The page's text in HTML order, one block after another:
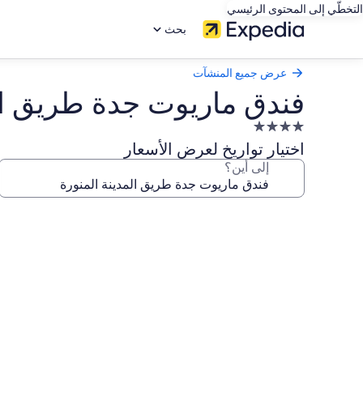
التخطّي إلى المحتوى الرئيسي
بحث
عرض جميع المنشآت
فندق ماريوت جدة طريق
منشأة
فندقية
مصنفة
4.0
اختيار تواريخ لعرض الأسعار
إلى أين؟